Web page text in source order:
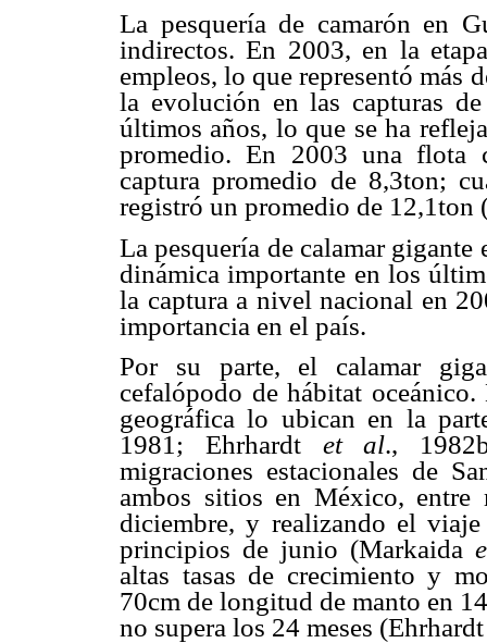
La pesquería de camarón en
indirectos. En 2003, en la
empleos, lo que representó más
la evolución en las capturas
últimos años, lo que se ha
promedio. En 2003 una flota
captura promedio de 8,3ton;
registró un promedio de 12,1ton
La pesquería de calamar
dinámica importante en los
la captura a nivel nacional en
importancia en el país.
Por su parte, el calamar
cefalópodo de hábitat
geográfica lo ubican en la
1981; Ehrhardt et al.,
migraciones estacionales de
ambos sitios en México,
diciembre, y realizando el
principios de junio (Markaida
altas tasas de crecimiento y
70cm de longitud de manto en
no supera los 24 meses